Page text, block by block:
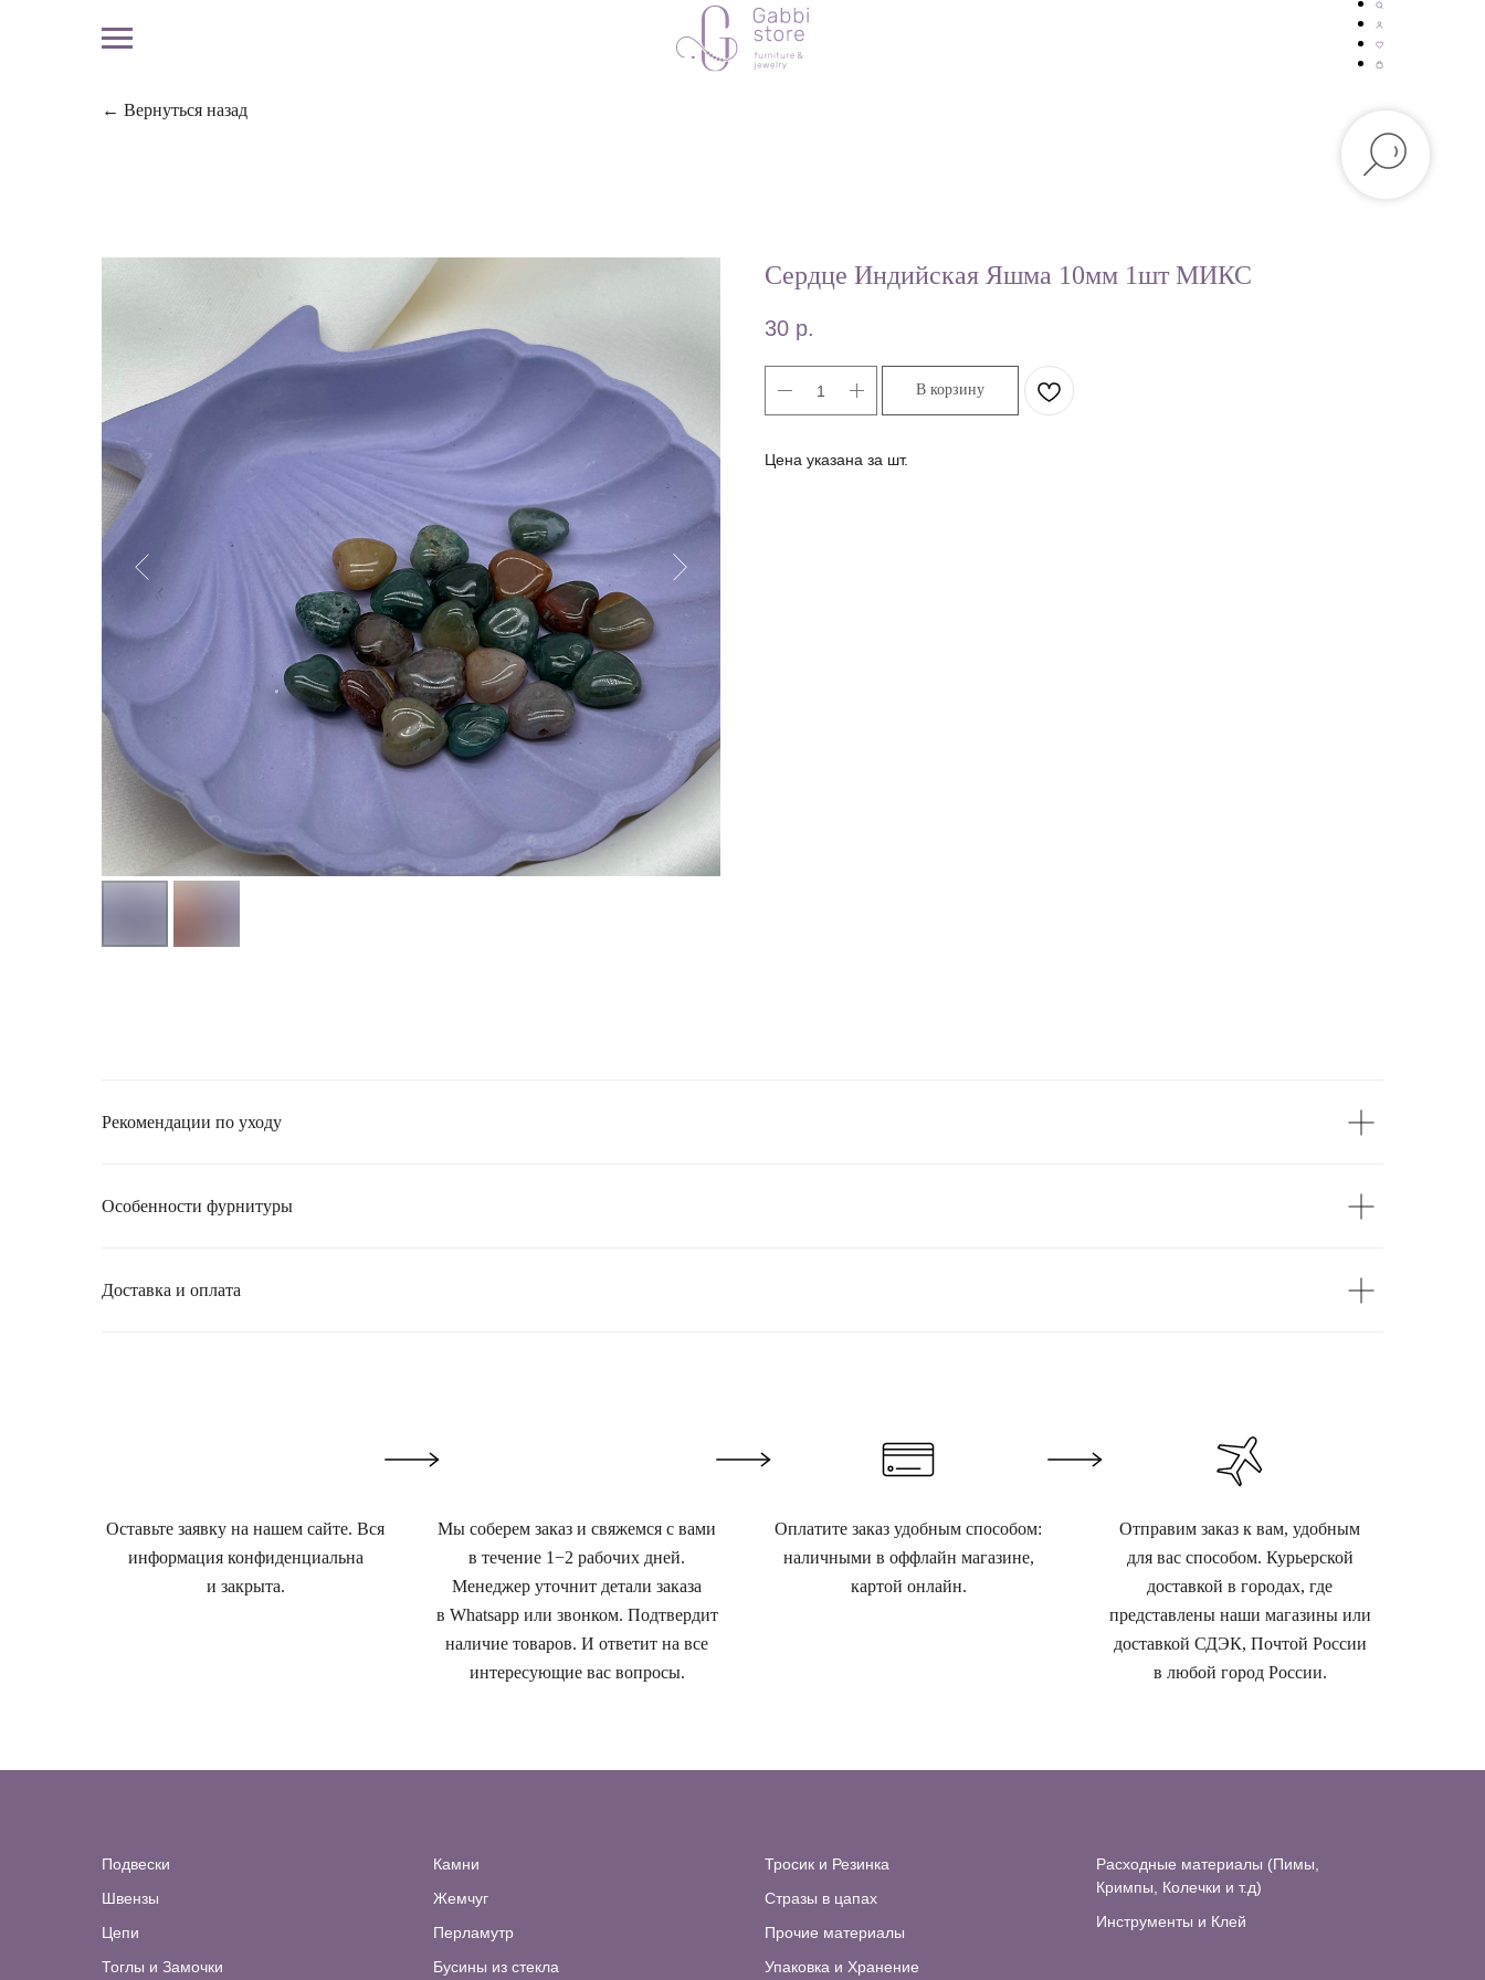
← Вернуться назад
Сердце Индийская Яшма 10мм 1шт МИКС
30 р.
В корзину
Цена указана за шт.
Рекомендации по уходу
Особенности фурнитуры
Доставка и оплата
Оставьте заявку на нашем сайте. Вся
информация конфиденциальна
и закрыта.
Мы соберем заказ и свяжемся с вами
в течение 1−2 рабочих дней.
Менеджер уточнит детали заказа
в Whatsapp или звонком. Подтвердит
наличие товаров. И ответит на все
интересующие вас вопросы.
Оплатите заказ удобным способом:
наличными в оффлайн магазине,
картой онлайн.
Отправим заказ к вам, удобным
для вас способом. Курьерской
доставкой в городах, где
представлены наши магазины или
доставкой СДЭК, Почтой России
в любой город России.
Подвески
Швензы
Цепи
Тоглы и Замочки
Камни
Жемчуг
Перламутр
Бусины из стекла
Тросик и Резинка
Стразы в цапах
Прочие материалы
Упаковка и Хранение
Расходные материалы (Пимы,
Кримпы, Колечки и т.д)
Инструменты и Клей